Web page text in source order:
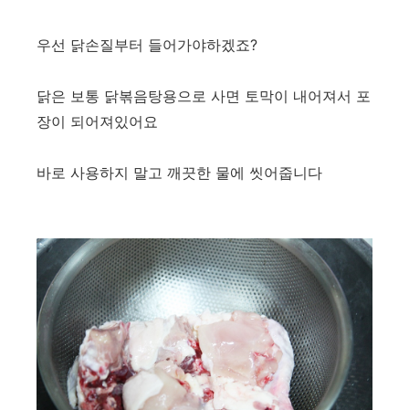
우선 닭손질부터 들어가야하겠죠?
닭은 보통 닭볶음탕용으로 사면 토막이 내어져서 포
장이 되어져있어요
바로 사용하지 말고 깨끗한 물에 씻어줍니다